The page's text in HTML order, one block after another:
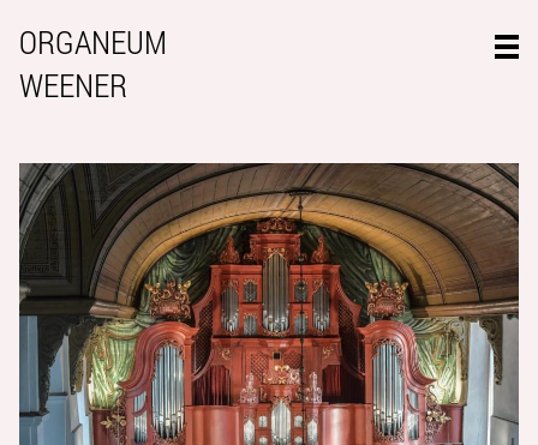
ORGANEUM
WEENER